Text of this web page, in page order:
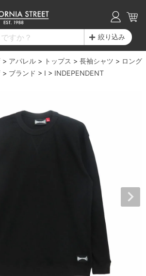
絞り込み
アパレル トップス 長袖シャツ
ロング
ブランド I INDEPENDENT
のご注文は当日発送！
円以上で送料無料！
5倍！10日と20日は3倍！
のご注文は当日発送！
円以上で送料無料！
5倍！10日と20日は3倍！
（全てのデッキ）
選ぶ
のご注文は当日発送！
円以上で送料無料！
5倍！10日と20日は3倍！
覧（全てのトラック）
ら選ぶ
のご注文は当日発送！
円以上で送料無料！
5倍！10日と20日は3倍！
覧（全てのウィール）
ら選ぶ
F4（フォーミュラフォ
クスフォーミュラ）
ティーエフ）
のご注文は当日発送！
円以上で送料無料！
5倍！10日と20日は3倍！
覧
ら選ぶ
他
のご注文は当日発送！
円以上で送料無料！
5倍！10日と20日は3倍！
Tシャツ
ター
のご注文は当日発送！
円以上で送料無料！
5倍！10日と20日は3倍！
のご注文は当日発送！
円以上で送料無料！
5倍！10日と20日は3倍！
イテム
のご注文は当日発送！
円以上で送料無料！
5倍！10日と20日は3倍！
介
リートの歴史
ー
く表記